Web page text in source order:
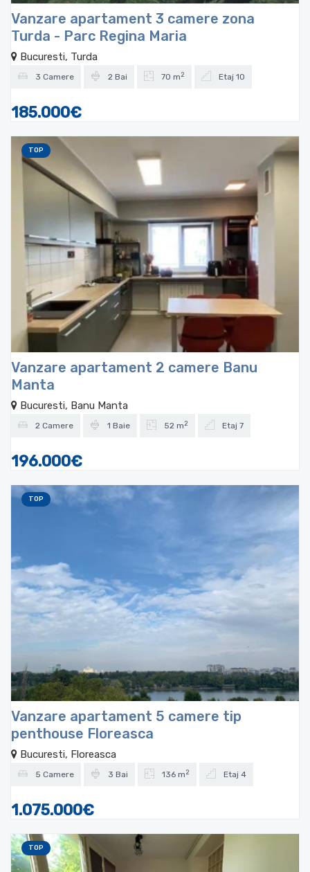
Vanzare apartament 3 camere zona
Turda - Parc Regina Maria
Bucuresti, Turda
3 Camere 2 Bai 70 m 2 Etaj 10
185.000€
TOP
Vanzare apartament 2 camere Banu
Manta
Bucuresti, Banu Manta
2 Camere 1 Baie 52 m 2 Etaj 7
196.000€
TOP
Vanzare apartament 5 camere tip
penthouse Floreasca
Bucuresti, Floreasca
5 Camere 3 Bai 136 m 2 Etaj 4
1.075.000€
TOP